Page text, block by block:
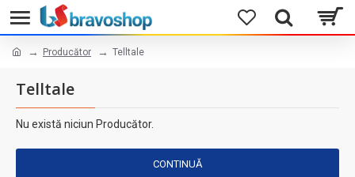
Producător Telltale
Telltale
Nu există niciun Producător.
CONTINUĂ